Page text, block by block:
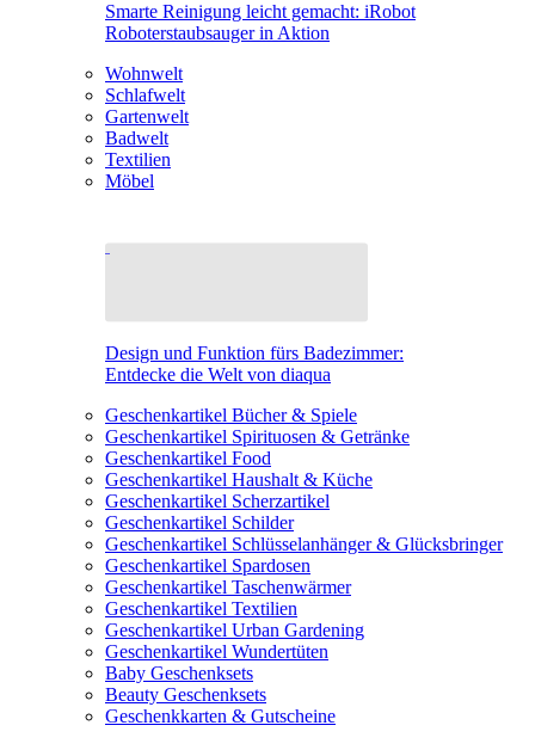
Smarte Reinigung leicht gemacht: iRobot
Roboterstaubsauger in Aktion
Wohnwelt
Schlafwelt
Gartenwelt
Badwelt
Textilien
Möbel
Design und Funktion fürs Badezimmer:
Entdecke die Welt von diaqua
Geschenkartikel Bücher & Spiele
Geschenkartikel Spirituosen & Getränke
Geschenkartikel Food
Geschenkartikel Haushalt & Küche
Geschenkartikel Scherzartikel
Geschenkartikel Schilder
Geschenkartikel Schlüsselanhänger & Glücksbringer
Geschenkartikel Spardosen
Geschenkartikel Taschenwärmer
Geschenkartikel Textilien
Geschenkartikel Urban Gardening
Geschenkartikel Wundertüten
Baby Geschenksets
Beauty Geschenksets
Geschenkkarten & Gutscheine